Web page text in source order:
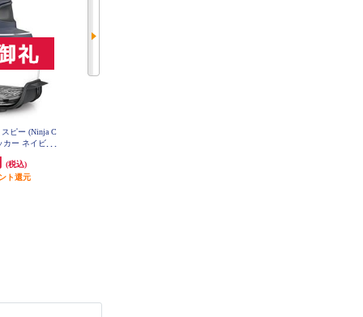
ピー (Ninja C
ー ネイビー
(税込)
ト還元